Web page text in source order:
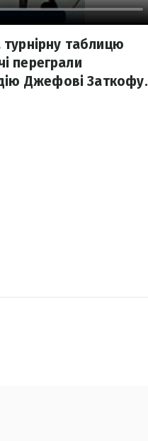
турнірну таблицю
переграли
Джефові Заткофу.